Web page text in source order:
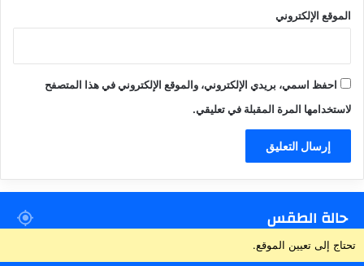
الموقع الإلكتروني
احفظ اسمي، بريدي الإلكتروني، والموقع الإلكتروني في هذا المتصفح
لاستخدامها المرة المقبلة في تعليقي.
حالة الطقس
تحتاج إلى تعيين الموقع.